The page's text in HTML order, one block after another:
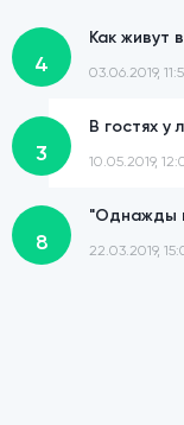
4
Как живут
03.06.2019,
3
В гостях у
10.05.2019,
8
"Однажды
22.03.2019,